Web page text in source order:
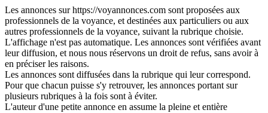
Les annonces sur https://voyannonces.com sont proposées aux
professionnels de la voyance, et destinées aux particuliers ou aux
autres professionnels de la voyance, suivant la rubrique choisie.
L'affichage n'est pas automatique. Les annonces sont vérifiées avant
leur diffusion, et nous nous réservons un droit de refus, sans avoir à
en préciser les raisons.
Les annonces sont diffusées dans la rubrique qui leur correspond.
Pour que chacun puisse s'y retrouver, les annonces portant sur
plusieurs rubriques à la fois sont à éviter.
L'auteur d'une petite annonce en assume la pleine et entière